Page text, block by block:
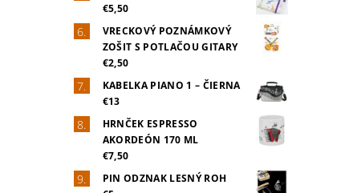
€5,50
VRECKOVÝ POZNÁMKOVÝ
ZOŠIT S POTLAČOU GITARY
€2,50
KABELKA PIANO 1 – ČIERNA
€13
HRNČEK ESPRESSO
AKORDEÓN 170 ML
€7,50
PIN ODZNAK LESNÝ ROH